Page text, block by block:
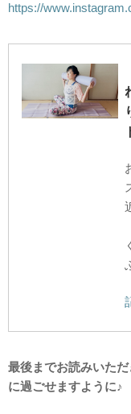
https://
最後までお読みいた
に過ごせますように♪